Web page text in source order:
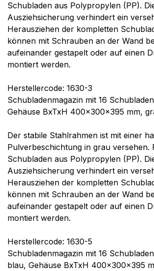
Schubladen aus Polypropylen (PP).
Ausziehsicherung verhindert ein
Herausziehen der kompletten
können mit Schrauben an der Wand
aufeinander gestapelt oder auf einen
montiert werden.
Herstellercode: 1630-3
Schubladenmagazin mit 16
Gehäuse BxTxH 400x300x395 mm,
Der stabile Stahlrahmen ist mit einer
Pulverbeschichtung in grau versehen.
Schubladen aus Polypropylen (PP).
Ausziehsicherung verhindert ein
Herausziehen der kompletten
können mit Schrauben an der Wand
aufeinander gestapelt oder auf einen
montiert werden.
Herstellercode: 1630-5
Schubladenmagazin mit 16
blau, Gehäuse BxTxH 400x300x395